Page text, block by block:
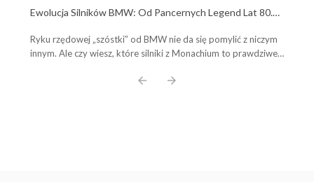
Ewolucja Silników BMW: Od Pancernych Legend Lat 80.
Wybierz Olej Idealny!
Ryku rzędowej „szóstki” od BMW nie da się pomylić z niczym
innym. Ale czy wiesz, które silniki z Monachium to prawdziwe,
arrow_back arrow_forward